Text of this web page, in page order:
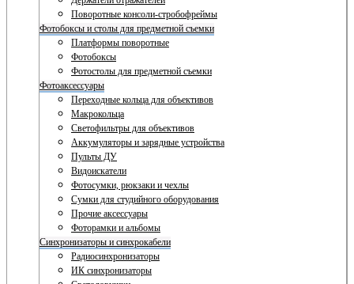
Поворотные консоли-стробофреймы
Фотобоксы и столы для предметной съемки
Платформы поворотные
Фотобоксы
Фотостолы для предметной съемки
Фотоаксессуары
Переходные кольца для объективов
Макрокольца
Светофильтры для объективов
Аккумуляторы и зарядные устройства
Пульты ДУ
Видоискатели
Фотосумки, рюкзаки и чехлы
Сумки для студийного оборудования
Прочие аксессуары
Фоторамки и альбомы
Синхронизаторы и синхрокабели
Радиосинхронизаторы
ИК синхронизаторы